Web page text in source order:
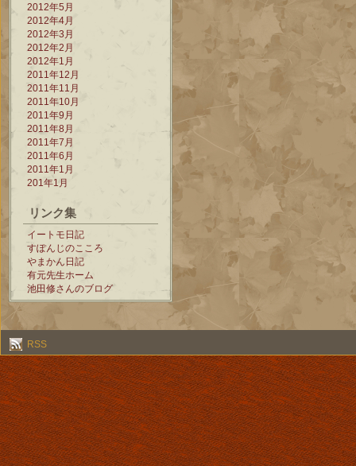
2012年5月
2012年4月
2012年3月
2012年2月
2012年1月
2011年12月
2011年11月
2011年10月
2011年9月
2011年8月
2011年7月
2011年6月
2011年1月
201年1月
リンク集
イートモ日記
すぽんじのこころ
やまかん日記
有元先生ホーム
池田修さんのブログ
RSS